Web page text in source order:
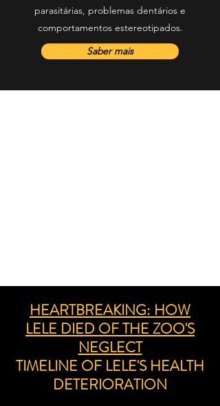
parasitárias, problemas dentários e
comportamentos estereotipados.
Saber mais
HEARTBREAKING: HOW
LELE DIED OF THE ZOO'S
NEGLECT
TIMELINE OF LELE'S HEALTH
DETERIORATION